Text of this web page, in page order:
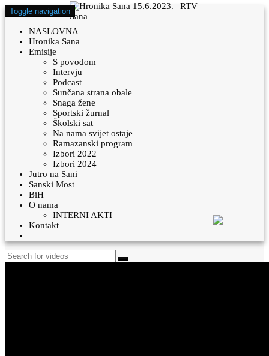
Toggle navigation
NASLOVNA
Hronika Sana
Emisije
S povodom
Intervju
Podcast
Sunčana strana obale
Snaga žene
Sportski žurnal
Školski sat
Na nama svijet ostaje
Ramazanski program
Izbori 2022
Izbori 2024
Jutro na Sani
Sanski Most
BiH
O nama
INTERNI AKTI
Kontakt